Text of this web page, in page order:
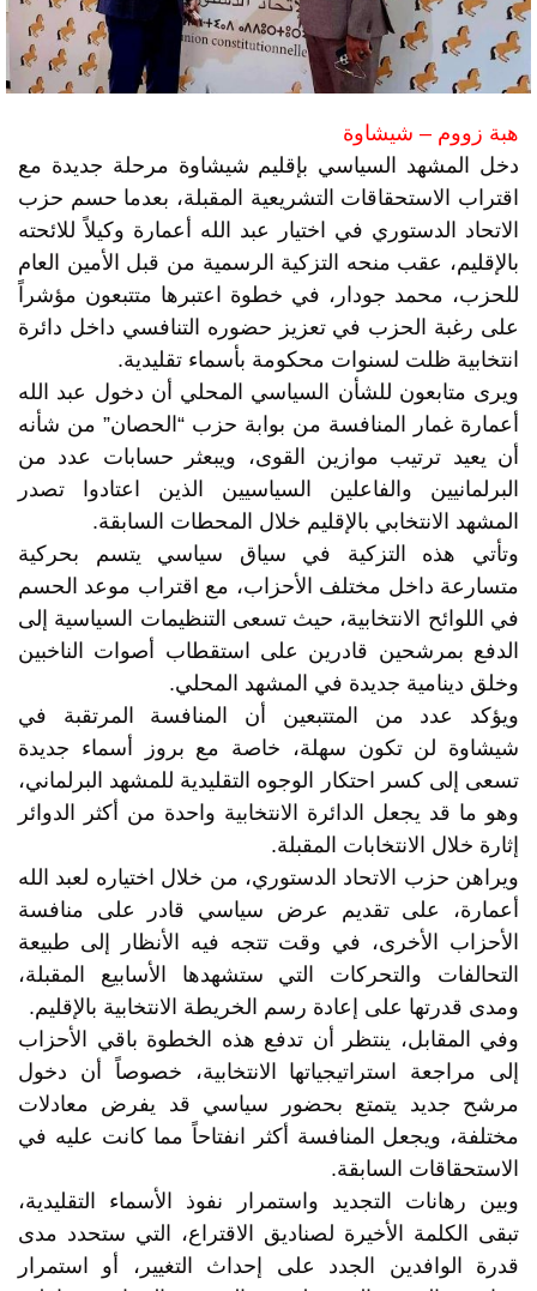
هبة زووم – شيشاوة
دخل المشهد السياسي بإقليم شيشاوة مرحلة جديدة مع
اقتراب الاستحقاقات التشريعية المقبلة، بعدما حسم حزب
الاتحاد الدستوري في اختيار عبد الله أعمارة وكيلاً للائحته
بالإقليم، عقب منحه التزكية الرسمية من قبل الأمين العام
للحزب، محمد جودار، في خطوة اعتبرها متتبعون مؤشراً
على رغبة الحزب في تعزيز حضوره التنافسي داخل دائرة
انتخابية ظلت لسنوات محكومة بأسماء تقليدية.
ويرى متابعون للشأن السياسي المحلي أن دخول عبد الله
أعمارة غمار المنافسة من بوابة حزب “الحصان” من شأنه
أن يعيد ترتيب موازين القوى، ويبعثر حسابات عدد من
البرلمانيين والفاعلين السياسيين الذين اعتادوا تصدر
المشهد الانتخابي بالإقليم خلال المحطات السابقة.
وتأتي هذه التزكية في سياق سياسي يتسم بحركية
متسارعة داخل مختلف الأحزاب، مع اقتراب موعد الحسم
في اللوائح الانتخابية، حيث تسعى التنظيمات السياسية إلى
الدفع بمرشحين قادرين على استقطاب أصوات الناخبين
وخلق دينامية جديدة في المشهد المحلي.
ويؤكد عدد من المتتبعين أن المنافسة المرتقبة في
شيشاوة لن تكون سهلة، خاصة مع بروز أسماء جديدة
تسعى إلى كسر احتكار الوجوه التقليدية للمشهد البرلماني،
وهو ما قد يجعل الدائرة الانتخابية واحدة من أكثر الدوائر
إثارة خلال الانتخابات المقبلة.
ويراهن حزب الاتحاد الدستوري، من خلال اختياره لعبد الله
أعمارة، على تقديم عرض سياسي قادر على منافسة
الأحزاب الأخرى، في وقت تتجه فيه الأنظار إلى طبيعة
التحالفات والتحركات التي ستشهدها الأسابيع المقبلة،
ومدى قدرتها على إعادة رسم الخريطة الانتخابية بالإقليم.
وفي المقابل، ينتظر أن تدفع هذه الخطوة باقي الأحزاب
إلى مراجعة استراتيجياتها الانتخابية، خصوصاً أن دخول
مرشح جديد يتمتع بحضور سياسي قد يفرض معادلات
مختلفة، ويجعل المنافسة أكثر انفتاحاً مما كانت عليه في
الاستحقاقات السابقة.
وبين رهانات التجديد واستمرار نفوذ الأسماء التقليدية،
تبقى الكلمة الأخيرة لصناديق الاقتراع، التي ستحدد مدى
قدرة الوافدين الجدد على إحداث التغيير، أو استمرار